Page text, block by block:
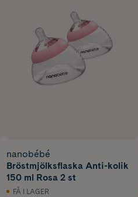
nanobébé
Bröstmjölksflaska Anti-kolik
150 ml Rosa 2 st
FÅ I LAGER